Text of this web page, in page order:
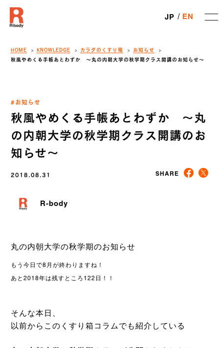
JP EN
HOME KNOWLEDGE カラダのくすり箱
お知らせ
秋風やめくる手帳あとわずか 〜丸の内朝大学の秋学期クラス開講のお知らせ〜
#お知らせ
秋風やめくる手帳あとわずか 〜丸
の内朝大学の秋学期クラス開講のお
知らせ〜
2018.08.31 SHARE
R-body
丸の内朝大学の秋学期のお知らせ
もう今日で8月が終わりますね！
あと2018年は残すところ122日！！
そんな本日、
以前からこのくすり箱コラムでも紹介している